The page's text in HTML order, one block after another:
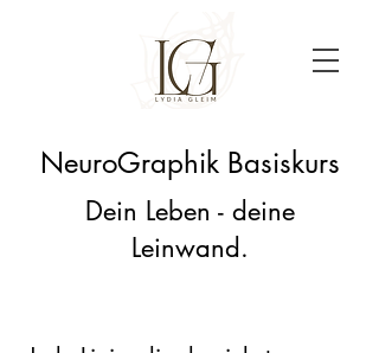
NeuroGraphik Basiskurs
Dein Leben - deine
Leinwand.